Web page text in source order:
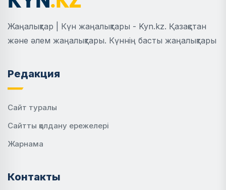
Жаңалықтар | Күн жаңалықтары - Kyn.kz. Қазақстан
және әлем жаңалықтары. Күннің басты жаңалықтары
Редакция
Сайт туралы
Сайтты қолдану ережелері
Жарнама
Контакты